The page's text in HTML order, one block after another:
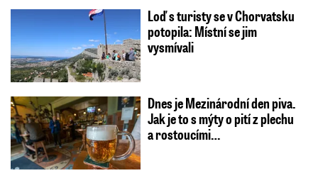
Loď s turisty se v Chorvatsku
potopila: Místní se jim
vysmívali
Dnes je Mezinárodní den piva.
Jak je to s mýty o pití z plechu
a rostoucími…